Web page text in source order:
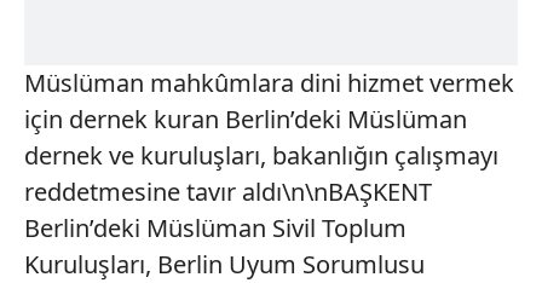
Müslüman mahkûmlara dini hizmet vermek
için dernek kuran Berlin’deki Müslüman
dernek ve kuruluşları, bakanlığın çalışmayı
reddetmesine tavır aldı\n\nBAŞKENT
Berlin’deki Müslüman Sivil Toplum
Kuruluşları, Berlin Uyum Sorumlusu